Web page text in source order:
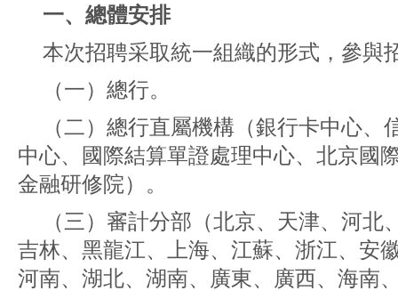
一、總體安排
本次招聘采取統一組織的形式，參與
（一）總行。
（二）總行直屬機構（銀行卡中心
中心、國際結算單證處理中心、北京國
金融研修院）。
（三）審計分部（北京、天津、河
吉林、黑龍江、上海、江蘇、浙江、安
河南、湖北、湖南、廣東、廣西、海南